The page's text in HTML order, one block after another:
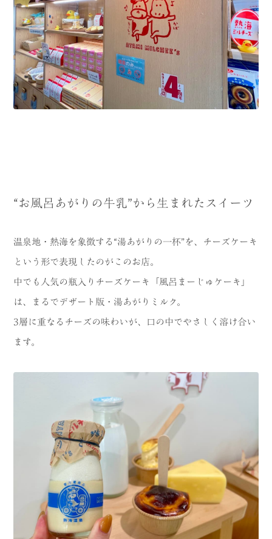
“お風呂あがりの牛乳”から生まれたスイーツ
温泉地・熱海を象徴する“湯あがりの一杯”を、チーズケーキ
という形で表現したのがこのお店。
中でも人気の瓶入りチーズケーキ「風呂まーじゅケーキ」
は、まるでデザート版・湯あがりミルク。
3層に重なるチーズの味わいが、口の中でやさしく溶け合い
ます。